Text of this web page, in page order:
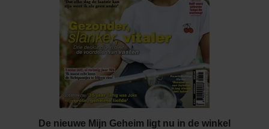
De nieuwe Mijn Geheim ligt nu in de winkel